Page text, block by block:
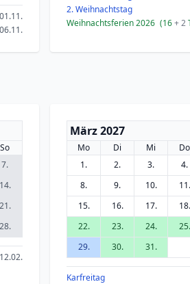
01.11.
2. Weihnachtstag
Weihnachtsferien 2026 (16+ 2
So
7.
14.
21.
28.
März 2027
Mo Di Mi Do
1.
2. 3. 4.
8.
9. 10. 11.
15.
16. 17. 18.
22.
23. 24. 25.
29.
30. 31.
Karfreitag